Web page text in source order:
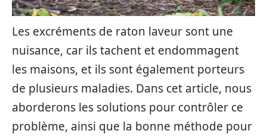
Les excréments de raton laveur sont une
nuisance, car ils tachent et endommagent
les maisons, et ils sont également porteurs
de plusieurs maladies. Dans cet article, nous
aborderons les solutions pour contrôler ce
problème, ainsi que la bonne méthode pour